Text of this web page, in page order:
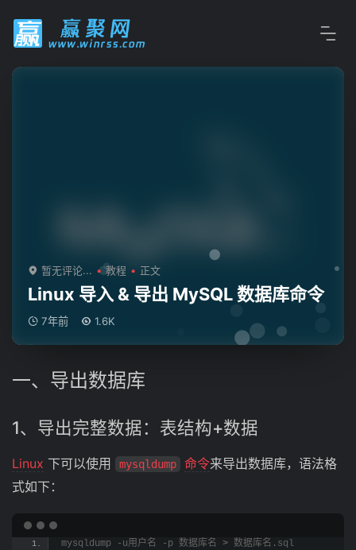
暂无评论... 教程 正文
Linux 导入 & 导出 MySQL 数据库命令
7年前 1.6K
一、导出数据库
1、导出完整数据：表结构+数据
Linux 下可以使用 mysqldump 命令来导出数据库，语法格
式如下：
mysqldump -u用户名 -p 数据库名 > 数据库名.sql